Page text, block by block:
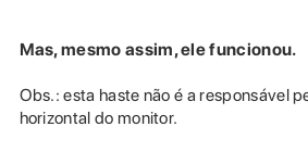
Mas, mesmo assim, ele funcionou.
Obs.: esta haste não é a responsável
horizontal do monitor.